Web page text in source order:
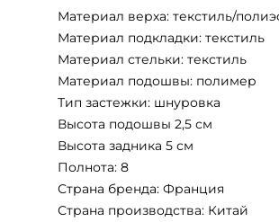
Материал верха: текстиль/
Материал подкладки: текстиль
Материал стельки: текстиль
Материал подошвы: полимер
Тип застежки: шнуровка
Высота подошвы 2,5 см
Высота задника 5 см
Полнота: 8
Страна бренда: Франция
Страна производства: Китай